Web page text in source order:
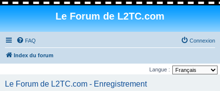
Le Forum de L2TC.com
FAQ Connexion
Index du forum
Langue :
Le Forum de L2TC.com - Enregistrement